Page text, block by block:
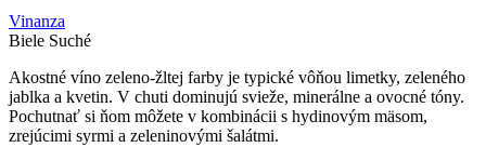
Vinanza
Biele Suché
Akostné víno zeleno-žltej farby je typické vôňou limetky, zeleného
jablka a kvetin. V chuti dominujú svieže, minerálne a ovocné tóny.
Pochutnať si ňom môžete v kombinácii s hydinovým mäsom,
zrejúcimi syrmi a zeleninovými šalátmi.